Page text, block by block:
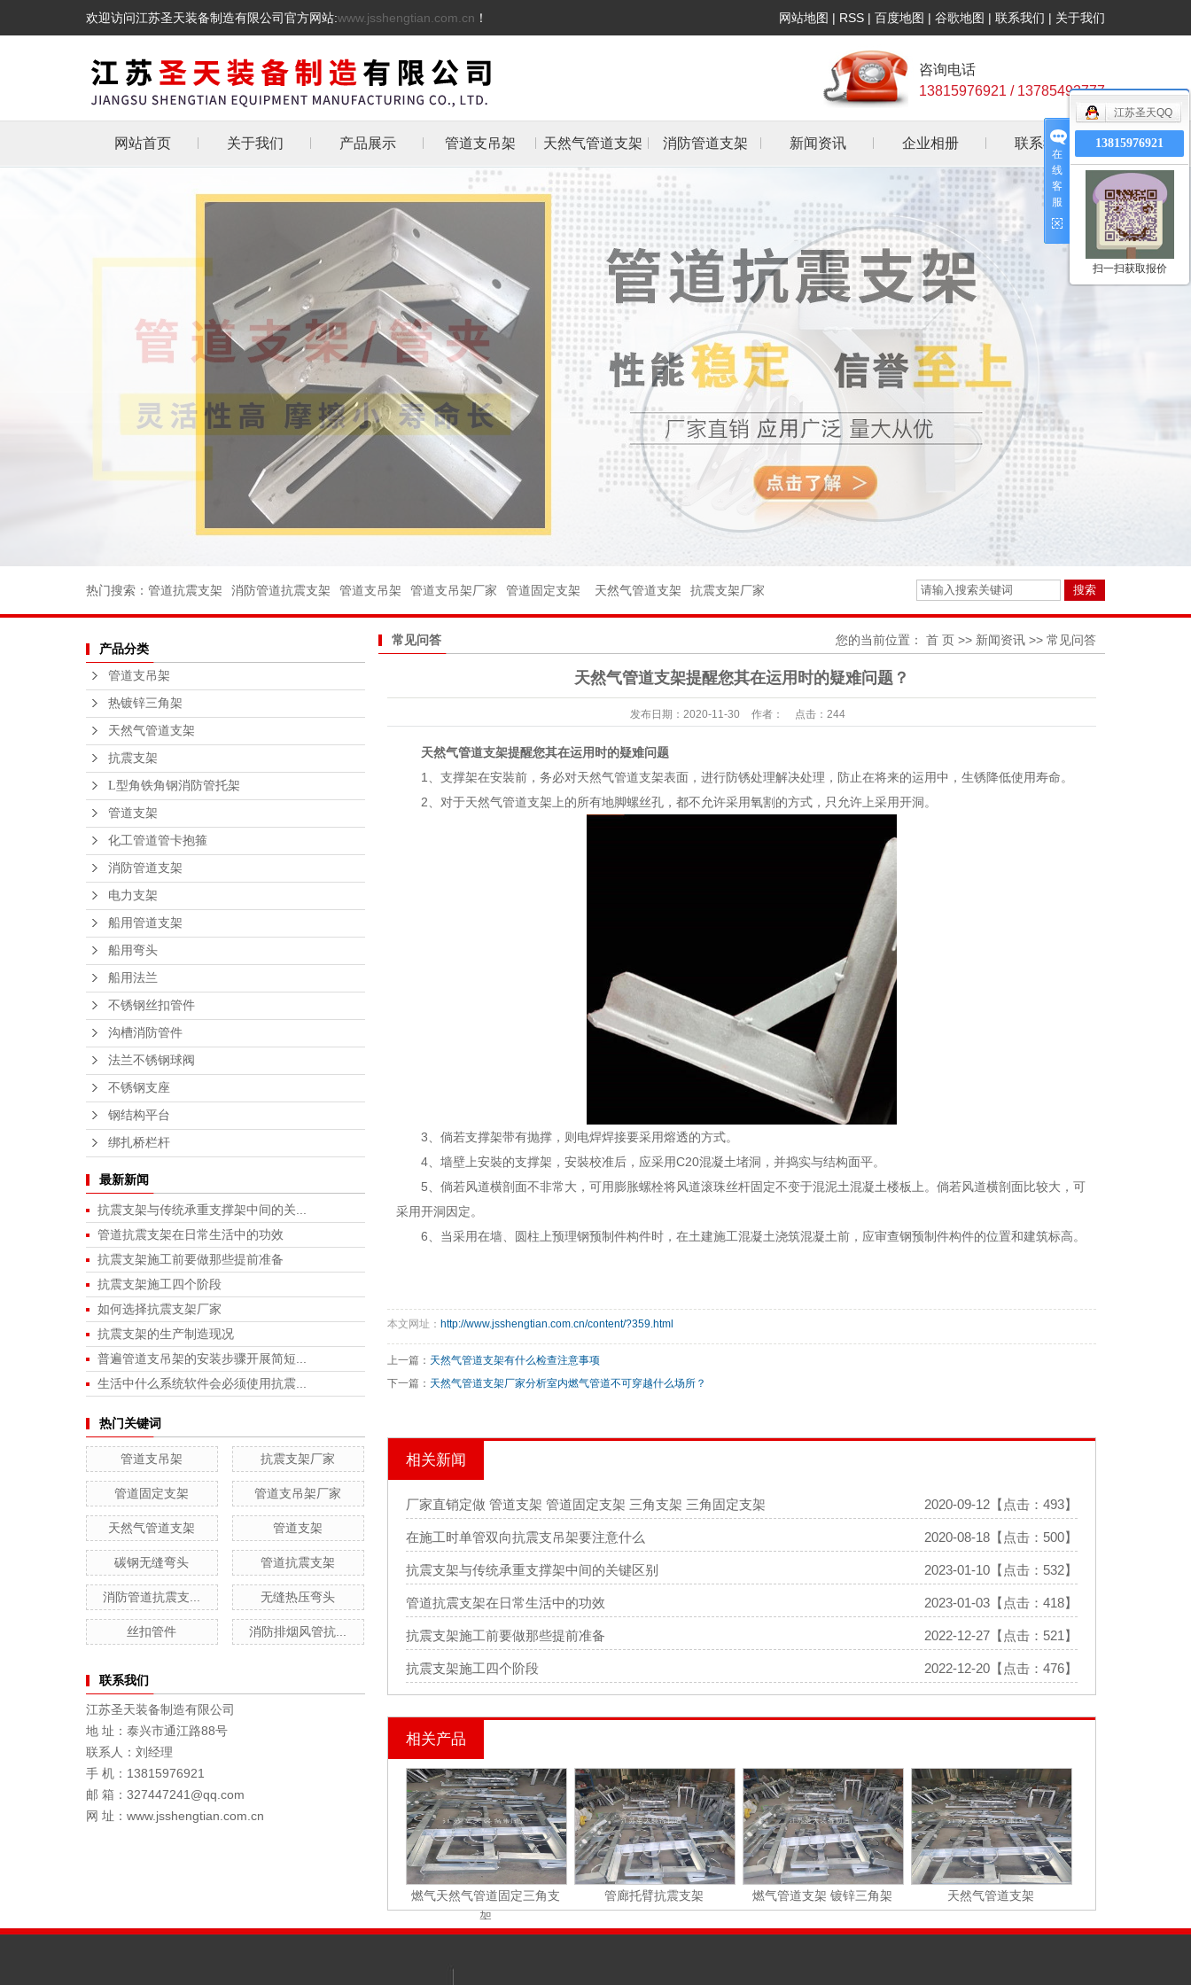
欢迎访问江苏圣天装备制造有限公司官方网站:www.jsshengtian.com.cn ！ 网站地图 | RSS | 百度地图 | 谷歌地图 | 联系我们 | 关于我们
咨询电话
13815976921 / 13785493777
网站首页 关于我们 产品展示
热镀锌三角架
天然气管道支架
抗震支架
L型角铁角钢消防管
托架
管道支架
化工管道管卡抱箍
消防管道支架
电力支架
不锈钢丝扣管件
沟槽消防管件
法兰不锈钢球阀
不锈钢支座
钢结构平台
管道支吊架 天然气管道支架 消防管道支架 新闻资讯
行业资讯
常见问答
企业相册 联系我们
热门搜索： 管道抗震支架 消防管道抗震支架 管道支吊架 管道支吊架厂家 管道固定支架 天然气管道支架 抗震支架厂家
产品分类
管道支吊架
热镀锌三角架
天然气管道支架
抗震支架
L型角铁角钢消防管托架
管道支架
化工管道管卡抱箍
消防管道支架
电力支架
船用管道支架
船用弯头
船用法兰
不锈钢丝扣管件
沟槽消防管件
法兰不锈钢球阀
不锈钢支座
钢结构平台
绑扎桥栏杆
最新新闻
抗震支架与传统承重支撑架中间的关...
管道抗震支架在日常生活中的功效
抗震支架施工前要做那些提前准备
抗震支架施工四个阶段
如何选择抗震支架厂家
抗震支架的生产制造现况
普遍管道支吊架的安装步骤开展简短...
生活中什么系统软件会必须使用抗震...
热门关键词
管道支吊架 抗震支架厂家
管道固定支架 管道支吊架厂家
天然气管道支架 管道支架
碳钢无缝弯头 管道抗震支架
消防管道抗震支... 无缝热压弯头
丝扣管件 消防排烟风管抗...
联系我们
江苏圣天装备制造有限公司
地 址：泰兴市通江路88号
联系人：刘经理
手 机：13815976921
邮 箱：327447241@qq.com
网 址：www.jsshengtian.com.cn
常见问答 您的当前位置： 首 页 >> 新闻资讯 >> 常见问答
天然气管道支架提醒您其在运用时的疑难问题？
发布日期： 2020-11-30 作者： 点击： 244
天然气管道支架提醒您其在运用时的疑难问题
1、支撑架在安裝前，务必对天然气管道支架表面，进行防锈处理解决处理，防止在将来的运用中，生锈降低使用寿命。
2、对于天然气管道支架上的所有地脚螺丝孔，都不允许采用氧割的方式，只允许上采用开洞。
3、倘若支撑架带有抛撑，则电焊焊接要采用熔透的方式。
4、墙壁上安裝的支撑架，安裝校准后，应采用C20混凝土堵洞，并捣实与结构面平。
5、倘若风道横剖面不非常大，可用膨胀螺栓将风道滚珠丝杆固定不变于混泥土混凝土楼板上。倘若风道横剖面比较大，可
采用开洞因定。
6、当采用在墙、圆柱上预理钢预制件构件时，在土建施工混凝土浇筑混凝土前，应审查钢预制件构件的位置和建筑标高。
本文网址： http://www.jsshengtian.com.cn/content/?359.html
上一篇： 天然气管道支架有什么检查注意事项
下一篇： 天然气管道支架厂家分析室内燃气管道不可穿越什么场所？
相关新闻
2020-09-12【点击：493】
厂家直销定做 管道支架 管道固定支架 三角支架 三角固定支架
2020-08-18【点击：500】
在施工时单管双向抗震支吊架要注意什么
2023-01-10【点击：532】
抗震支架与传统承重支撑架中间的关键区别
2023-01-03【点击：418】
管道抗震支架在日常生活中的功效
2022-12-27【点击：521】
抗震支架施工前要做那些提前准备
2022-12-20【点击：476】
抗震支架施工四个阶段
相关产品
燃气天然气管道固定三角支
架
管廊托臂抗震支架 燃气管道支架 镀锌三角架 天然气管道支架
在
线
客
服
江苏圣天QQ
13815976921
扫一扫获取报价